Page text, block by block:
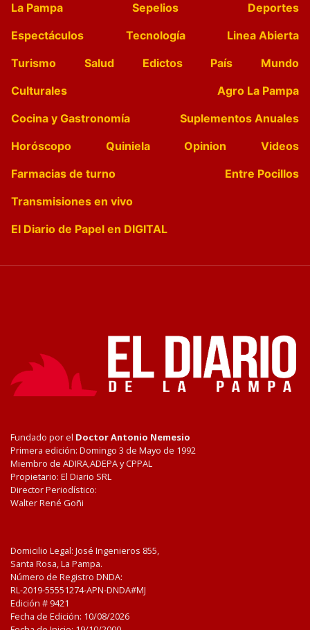
La Pampa Sepelios
Deportes
Espectáculos
Tecnología
Linea Abierta
Turismo
Salud Edictos País
Mundo
Culturales
Agro La Pampa
Cocina y Gastronomía
Suplementos Anuales
Horóscopo
Quiniela Opinion
Videos
Farmacias de turno
Entre Pocillos
Transmisiones en vivo
El Diario de Papel en DIGITAL
Fundado por el Doctor Antonio Nemesio
Primera edición: Domingo 3 de Mayo de 1992
Miembro de ADIRA,ADEPA y CPPAL
Propietario: El Diario SRL
Director Periodístico:
Walter René Goñi
Domicilio Legal: José Ingenieros 855,
Santa Rosa, La Pampa.
Número de Registro DNDA:
RL-2019-55551274-APN-DNDA#MJ
Edición # 9421
Fecha de Edición: 10/08/2026